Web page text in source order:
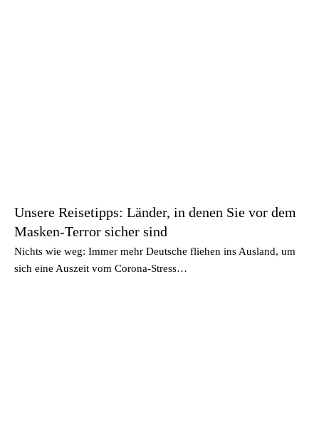
Unsere Reisetipps: Länder, in denen Sie vor dem
Masken-Terror sicher sind
Nichts wie weg: Immer mehr Deutsche fliehen ins Ausland, um
sich eine Auszeit vom Corona-Stress…